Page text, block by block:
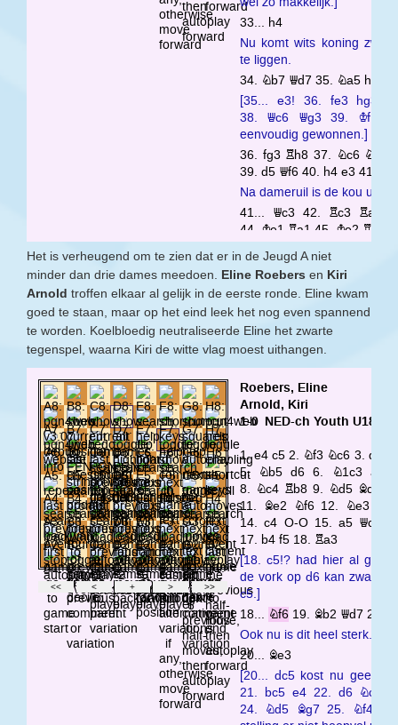
Het is verheugend om te zien dat er in de Jeugd A niet
minder dan drie dames meedoen. Eline Roebers en Kiri
Arnold troffen elkaar al gelijk in de eerste ronde. Eline kwam
goed te staan, maar op het eind leek het nog even spannend
te worden. Koelbloedig neutraliseerde Eline het zwarte
tegenspel, waarna Kiri de witte vlag moest uithangen.